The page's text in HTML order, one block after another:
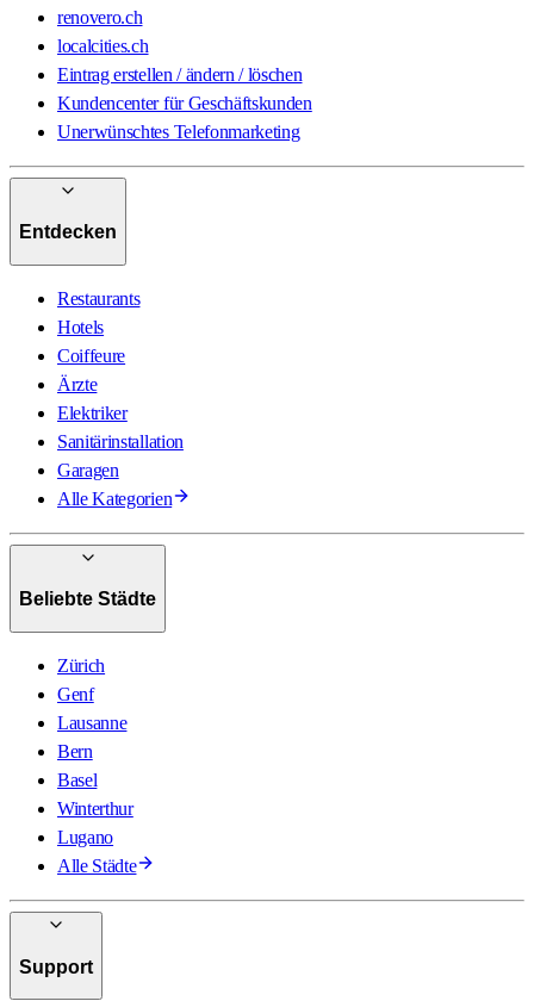
renovero.ch
localcities.ch
Eintrag erstellen / ändern / löschen
Kundencenter für Geschäftskunden
Unerwünschtes Telefonmarketing
Entdecken
Restaurants
Hotels
Coiffeure
Ärzte
Elektriker
Sanitärinstallation
Garagen
Alle Kategorien
Beliebte Städte
Zürich
Genf
Lausanne
Bern
Basel
Winterthur
Lugano
Alle Städte
Support